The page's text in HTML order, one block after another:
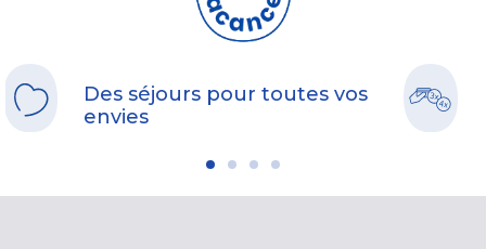
Des séjours pour toutes vos
envies